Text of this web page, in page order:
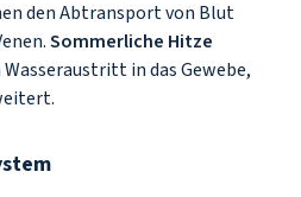
den Abtransport von Blut
Sommerliche Hitze
in das Gewebe,